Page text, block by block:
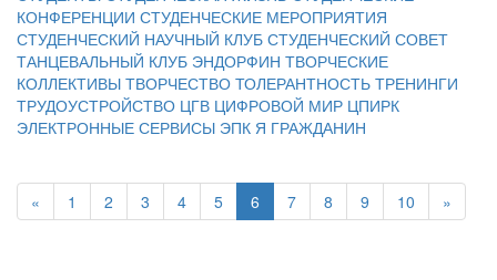
КОНФЕРЕНЦИИ СТУДЕНЧЕСКИЕ МЕРОПРИЯТИЯ
СТУДЕНЧЕСКИЙ НАУЧНЫЙ КЛУБ СТУДЕНЧЕСКИЙ СОВЕТ
ТАНЦЕВАЛЬНЫЙ КЛУБ ЭНДОРФИН ТВОРЧЕСКИЕ
КОЛЛЕКТИВЫ ТВОРЧЕСТВО ТОЛЕРАНТНОСТЬ ТРЕНИНГИ
ТРУДОУСТРОЙСТВО ЦГВ ЦИФРОВОЙ МИР ЦПИРК
ЭЛЕКТРОННЫЕ СЕРВИСЫ ЭПК Я ГРАЖДАНИН
« 1 2 3 4 5 6 7 8 9 10 »